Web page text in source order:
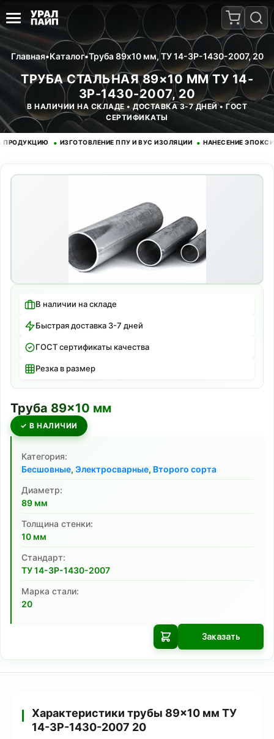
Главная•Каталог•Труба 89x10 мм, ТУ 14-3Р-1430-2007, 20
ТРУБА СТАЛЬНАЯ 89×10 ММ ТУ 14-
3Р-1430-2007, 20
В НАЛИЧИИ НА СКЛАДЕ • ДОСТАВКА 3-7 ДНЕЙ • ГОСТ
СЕРТИФИКАТЫ
• ИЗГОТОВЛЕНИЕ ППУ И ВУС ИЗОЛЯЦИИ • НАНЕСЕНИЕ
В наличии на складе
Быстрая доставка 3-7 дней
ГОСТ сертификаты качества
Резка в размер
Труба 89×10 мм
✓ В НАЛИЧИИ
Категория:
Бесшовные, Электросварные, Второго сорта
Диаметр:
89 мм
Толщина стенки:
10 мм
Cтандарт:
ТУ 14-3Р-1430-2007
Марка стали:
20
Заказать
Характеристики трубы 89×10 мм ТУ
14-3Р-1430-2007 20